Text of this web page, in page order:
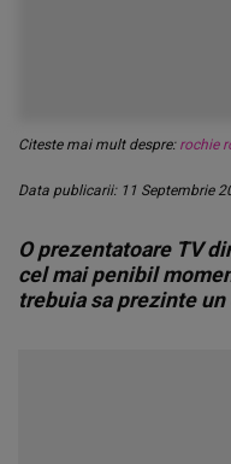
Citeste mai mult despre: rochie
Data publicarii: 11 Septembrie
O prezentatoare TV
cel mai penibil
trebuia sa prezinte